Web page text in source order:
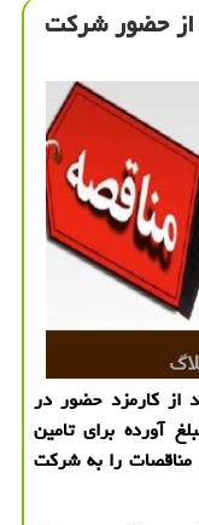
از حضور شركت
فناوری پردیس 50 درصد از کارمزد حضور در
عمومی و 50 درصد مبلغ آورده برای تامین
را به شرکت